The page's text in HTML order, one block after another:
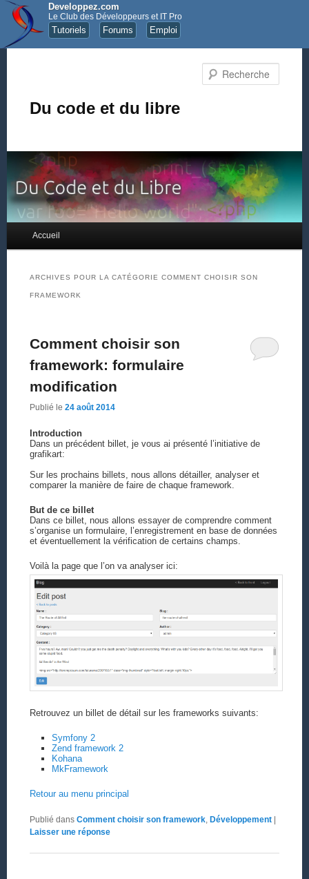
Developpez.com
Le Club des Développeurs et IT Pro
Tutoriels Forums Emploi
Du code et du libre
Aller au contenu principal
Aller au contenu secondaire
Accueil
ARCHIVES POUR LA CATÉGORIE COMMENT CHOISIR SON
FRAMEWORK
Comment choisir son
framework: formulaire
modification
Publié le 24 août 2014
Introduction
Dans un précédent billet, je vous ai présenté l’initiative de
grafikart:
Sur les prochains billets, nous allons détailler, analyser et
comparer la manière de faire de chaque framework.
But de ce billet
Dans ce billet, nous allons essayer de comprendre comment
s’organise un formulaire, l’enregistrement en base de données
et éventuellement la vérification de certains champs.
Voilà la page que l’on va analyser ici:
Retrouvez un billet de détail sur les frameworks suivants:
Symfony 2
Zend framework 2
Kohana
MkFramework
Retour au menu principal
Publié dans Comment choisir son framework, Développement
Laisser une réponse